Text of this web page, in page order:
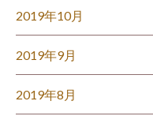
2019年10月
2019年9月
2019年8月